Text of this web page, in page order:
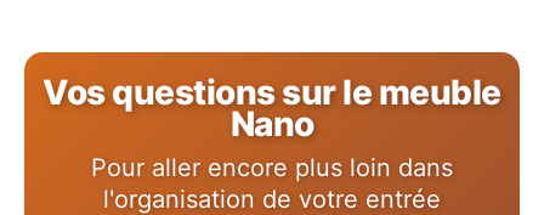
Vos questions sur le meuble
Nano
Pour aller encore plus loin dans
l'organisation de votre entrée